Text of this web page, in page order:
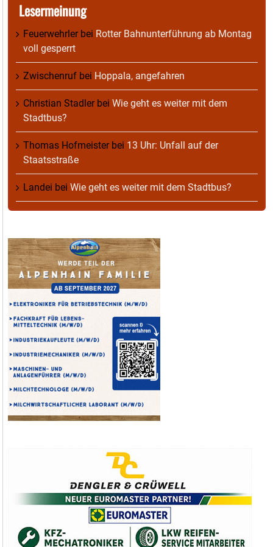
Lesermeinung
Feuerwehrlerbei Rotter Bahnunterführung ab Montag
voll gesperrt
Zwischenruf bei Hoppala, angefahren
Christian Stadlerbei Wie geht es weiter mit dem
Stadtbus?
Thomas Hofmeisterbei 13 Uhr: Unfall auf der
Staatsstraße
Landei bei Wie geht es weiter mit dem Stadtbus?